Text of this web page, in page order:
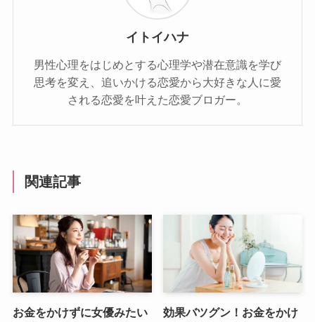
イトイハナ
男性心理をはじめとする心理学や潜在意識を学び
思考を変え、追いかける恋愛から大好きな人に愛
される恋愛を叶えた恋愛ブロガー。
関連記事
お金をかけずに女優みたい
効果バツグン！お金をかけ